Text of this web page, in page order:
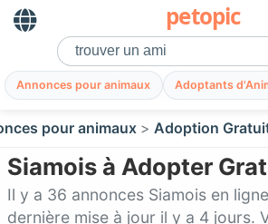
petopic
Annonces pour animaux Adoptants
pour animaux Adoption
Siamois à Adopter
Il y a 36 annonces Siamois en
dernière mise à jour il y a 4 jours.